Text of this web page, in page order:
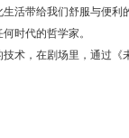
带给我们舒服与便利
时代的哲学家。
，在剧场里，通过《